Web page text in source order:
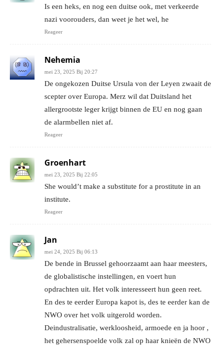
Is een heks, en nog een duitse ook, met verkeerde
nazi voorouders, dan weet je het wel, he
Reageer
Nehemia
mei 23, 2025 Bij 20:27
De ongekozen Duitse Ursula von der Leyen zwaait de
scepter over Europa. Merz wil dat Duitsland het
allergrootste leger krijgt binnen de EU en nog gaan
de alarmbellen niet af.
Reageer
Groenhart
mei 23, 2025 Bij 22:05
She would’t make a substitute for a prostitute in an
institute.
Reageer
Jan
mei 24, 2025 Bij 06:13
De bende in Brussel gehoorzaamt aan haar meesters,
de globalistische instellingen, en voert hun
opdrachten uit. Het volk interesseert hun geen reet.
En des te eerder Europa kapot is, des te eerder kan de
NWO over het volk uitgerold worden.
Deindustralisatie, werkloosheid, armoede en ja hoor ,
het gehersenspoelde volk zal op haar knieën de NWO